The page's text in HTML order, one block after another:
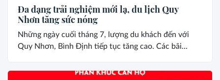
Đa dạng trải nghiệm mới lạ, du lịch Quy
Nhơn tăng sức nóng
Những ngày cuối tháng 7, lượng du khách đến với
Quy Nhơn, Bình Định tiếp tục tăng cao. Các bãi...